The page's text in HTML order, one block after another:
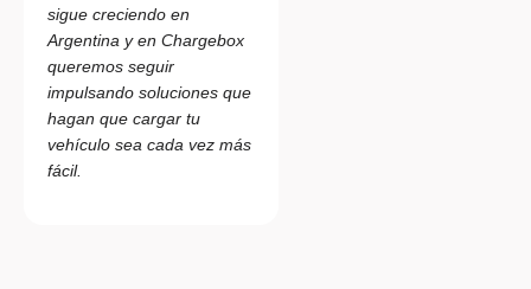
sigue creciendo en
Argentina y en Chargebox
queremos seguir
impulsando soluciones que
hagan que cargar tu
vehículo sea cada vez más
fácil.